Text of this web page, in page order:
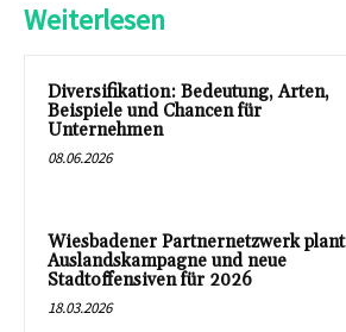
Weiterlesen
Diversifikation: Bedeutung, Arten,
Beispiele und Chancen für
Unternehmen
08.06.2026
Wiesbadener Partnernetzwerk plant
Auslandskampagne und neue
Stadtoffensiven für 2026
18.03.2026